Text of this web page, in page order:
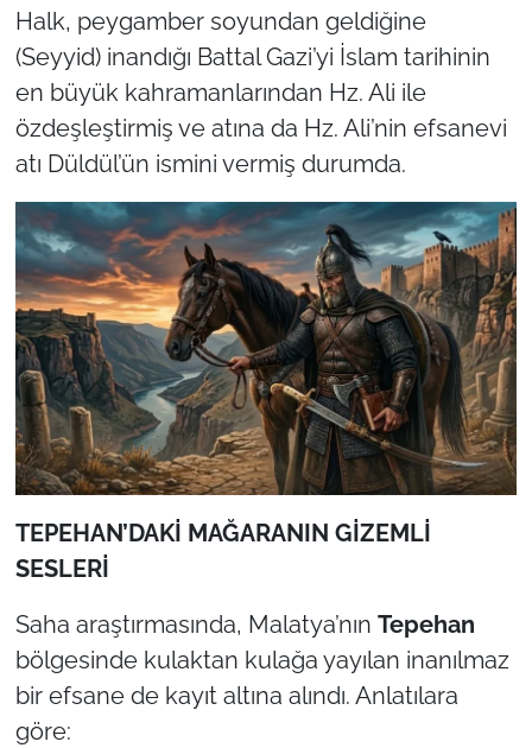
Halk, peygamber soyundan geldiğine
(Seyyid) inandığı Battal Gazi’yi İslam tarihinin
en büyük kahramanlarından Hz. Ali ile
özdeşleştirmiş ve atına da Hz. Ali’nin efsanevi
atı Düldül’ün ismini vermiş durumda.
TEPEHAN’DAKİ MAĞARANIN GİZEMLİ
SESLERİ
Saha araştırmasında, Malatya’nın Tepehan
bölgesinde kulaktan kulağa yayılan inanılmaz
bir efsane de kayıt altına alındı. Anlatılara
göre: